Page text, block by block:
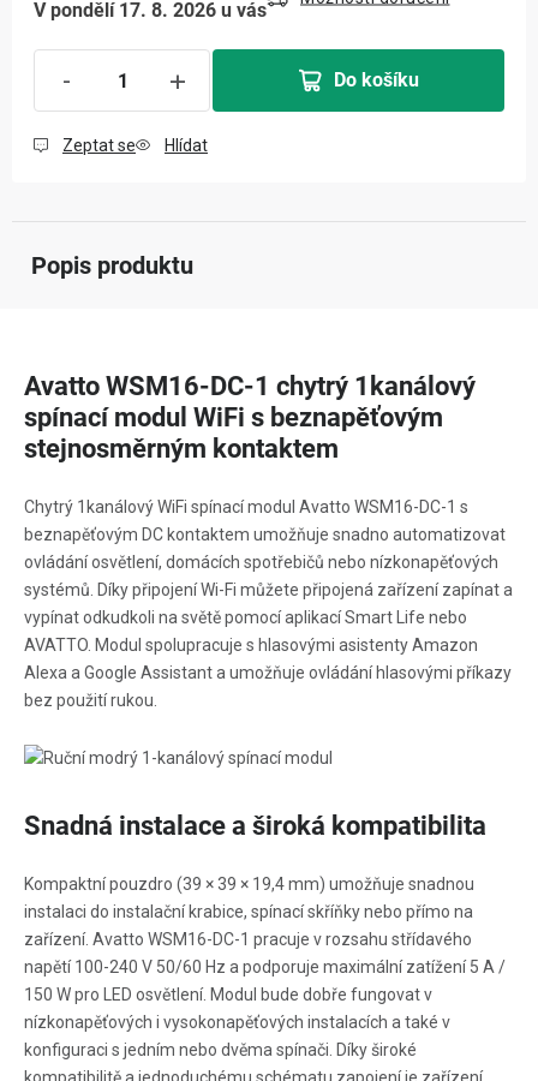
V pondělí 17. 8. 2026 u vás
Do košíku
Zeptat se Hlídat
Popis produktu
Avatto WSM16-DC-1 chytrý 1kanálový
spínací modul WiFi s beznapěťovým
stejnosměrným kontaktem
Chytrý 1kanálový WiFi spínací modul Avatto WSM16-DC-1 s
beznapěťovým DC kontaktem umožňuje snadno automatizovat
ovládání osvětlení, domácích spotřebičů nebo nízkonapěťových
systémů. Díky připojení Wi-Fi můžete připojená zařízení zapínat a
vypínat odkudkoli na světě pomocí aplikací Smart Life nebo
AVATTO. Modul spolupracuje s hlasovými asistenty Amazon
Alexa a Google Assistant a umožňuje ovládání hlasovými příkazy
bez použití rukou.
Snadná instalace a široká kompatibilita
Kompaktní pouzdro (39 × 39 × 19,4 mm) umožňuje snadnou
instalaci do instalační krabice, spínací skříňky nebo přímo na
zařízení. Avatto WSM16-DC-1 pracuje v rozsahu střídavého
napětí 100-240 V 50/60 Hz a podporuje maximální zatížení 5 A /
150 W pro LED osvětlení. Modul bude dobře fungovat v
nízkonapěťových i vysokonapěťových instalacích a také v
konfiguraci s jedním nebo dvěma spínači. Díky široké
kompatibilitě a jednoduchému schématu zapojení je zařízení